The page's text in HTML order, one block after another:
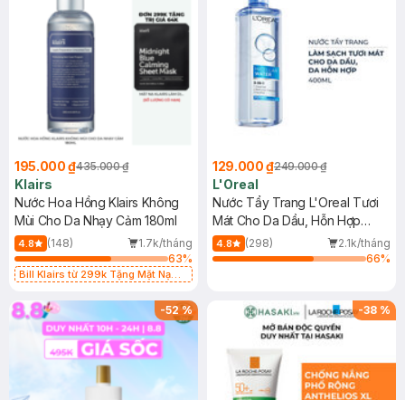
195.000 ₫435.000 ₫
Klairs
Nước Hoa Hồng Klairs Không
Mùi Cho Da Nhạy Cảm 180ml
4.8 (148)
1.7k/tháng
63%
Bill Klairs từ 299k Tặng Mặt Nạ
25ml (SL Có Hạn)
129.000 ₫249.000 ₫
L'Oreal
Nước Tẩy Trang L'Oreal Tươi
Mát Cho Da Dầu, Hỗn Hợp
400ml
4.8 (298)
2.1k/tháng
66%
-52% -38 %